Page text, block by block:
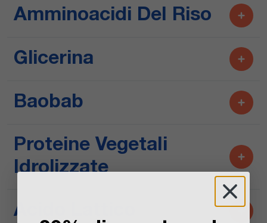
Amminoacidi Del Riso
Glicerina
Baobab
Proteine ​​vegetali
Idrolizzate
Acido Lattico